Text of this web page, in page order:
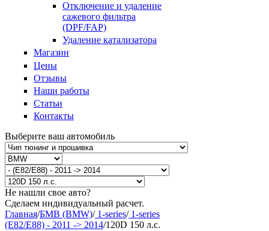
Отключение и удаление
сажевого фильтра
(DPF/FAP)
Удаление катализатора
Магазин
Цены
Отзывы
Наши работы
Статьи
Контакты
Выберите ваш автомобиль
Не нашли свое авто?
Сделаем индивидуальный расчет.
Главная/БМВ (BMW)/1-series/1-series
(E82/E88) - 2011 -> 2014/120D 150 л.с.